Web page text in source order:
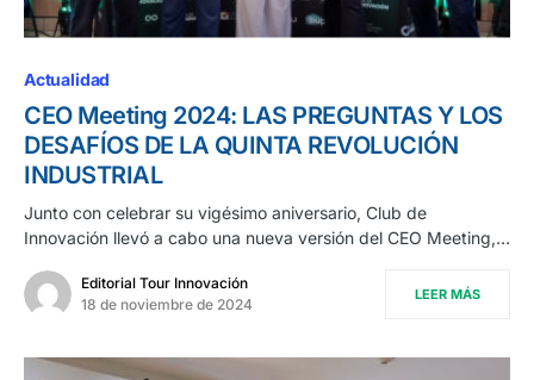
Actualidad
CEO Meeting 2024: LAS PREGUNTAS Y LOS
DESAFÍOS DE LA QUINTA REVOLUCIÓN
INDUSTRIAL
Junto con celebrar su vigésimo aniversario, Club de
Innovación llevó a cabo una nueva versión del CEO Meeting,…
Editorial Tour Innovación
18 de noviembre de 2024
LEER MÁS